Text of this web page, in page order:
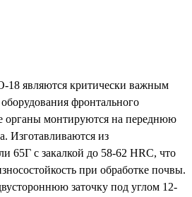
18 являются критически важным
фронтального
органы монтируются на переднюю
Изготавливаются из
65Г с закалкой до 58-62 HRC, что
при обработке почвы.
заточку под углом 12-